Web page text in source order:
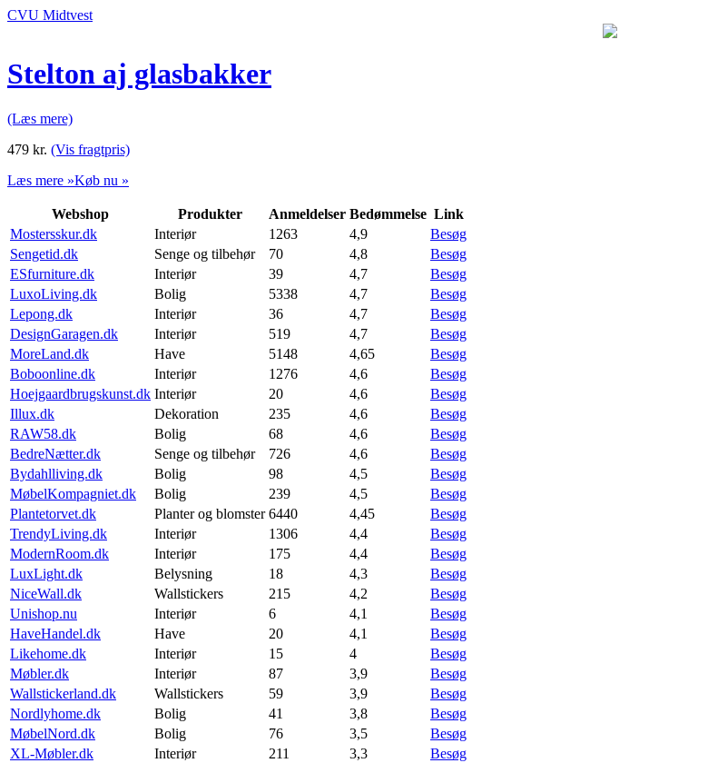
CVU Midtvest
Stelton aj glasbakker
(Læs mere)
479 kr. (Vis fragtpris)
Læs mere »Køb nu »
Webshop Produkter Anmeldelser Bedømmelse Link
Mostersskur.dk
Interiør 1263 4,9
Besøg
Sengetid.dk
Senge og tilbehør 70 4,8
Besøg
ESfurniture.dk
Interiør 39 4,7
Besøg
LuxoLiving.dk
Bolig 5338 4,7
Besøg
Lepong.dk
Interiør 36 4,7
Besøg
DesignGaragen.dk
Interiør 519 4,7
Besøg
MoreLand.dk
Have 5148 4,65
Besøg
Boboonline.dk
Interiør 1276 4,6
Besøg
Hoejgaardbrugskunst.dk Interiør 20 4,6
Besøg
Illux.dk
Dekoration 235 4,6
Besøg
RAW58.dk
Bolig 68 4,6
Besøg
BedreNætter.dk
Senge og tilbehør 726 4,6
Besøg
Bydahlliving.dk
Bolig 98 4,5
Besøg
MøbelKompagniet.dk
Bolig 239 4,5
Besøg
Plantetorvet.dk
Planter og blomster 6440 4,45
Besøg
TrendyLiving.dk
Interiør 1306 4,4
Besøg
ModernRoom.dk
Interiør 175 4,4
Besøg
LuxLight.dk
Belysning 18 4,3
Besøg
NiceWall.dk
Wallstickers 215 4,2
Besøg
Unishop.nu
Interiør 6 4,1
Besøg
HaveHandel.dk
Have 20 4,1
Besøg
Likehome.dk
Interiør 15 4
Besøg
Møbler.dk
Interiør 87 3,9
Besøg
Wallstickerland.dk
Wallstickers 59 3,9
Besøg
Nordlyhome.dk
Bolig 41 3,8
Besøg
MøbelNord.dk
Bolig 76 3,5
Besøg
XL-Møbler.dk
Interiør 211 3,3
Besøg